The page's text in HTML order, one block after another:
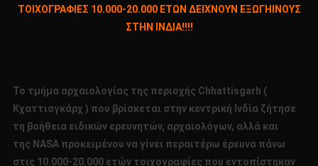
ΤΟΙΧΟΓΡΑΦΙΕΣ
10.000-
ΕΞΩΓΗΙΝΟΥΣ
ΣΤΗΝ
ΙΝΔΙΑ!!!!
ΤΟΙΧΟΓΡΑΦΙΕΣ 10.000-20.000 ΕΤΩΝ ΔΕΙΧΝΟΥΝ ΕΞΩΓΗΙΝΟΥΣ
ΣΤΗΝ ΙΝΔΙΑ!!!!
Το τμήμα αρχαιολογίας της περιοχής Chhattisgarh (
Κχαττισγκάρχ ) που βρίσκεται στην κεντρική Ινδία ζήτησε
τη βοήθεια ειδικών ερευνητών, αρχαιολόγων, αλλά και
της NASA προκειμένου να γίνει περαιτέρω έρευνα πάνω
στις 10.000-20.000 ετών τοιχογραφίες που εντοπίστηκαν